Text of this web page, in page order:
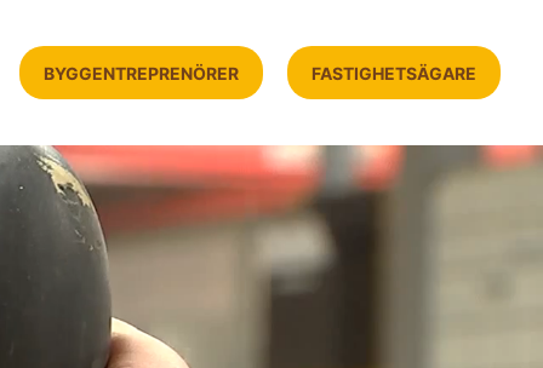
BYGGENTREPRENÖRER FASTIGHETSÄGARE